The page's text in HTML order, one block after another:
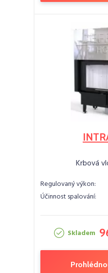
Krbová
Regulovaný výkon:
Účinnost spalování:
Skladem